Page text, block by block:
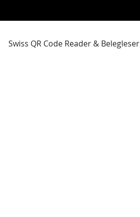
Swiss QR Code Reader & Belegleser